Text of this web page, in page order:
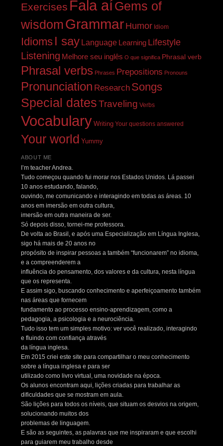
Exercises Fala aíGems of
wisdomGrammar Humor Idiom
Idioms I say Language Learning Lifestyle
Listening Melhore seu inglês O que significa Phrasal verb
Phrasal verbs Phrases Prepositions Pronouns
Pronunciation Research Songs
Special dates Traveling Verbs
Vocabulary Writing Your questions answered
Your world Yummy
ABOUT ME
I’m teacher Andrea.
Tudo começou quando fui morar nos Estados Unidos. Lá passei
10 anos estudando, falando,
ouvindo, me comunicando e interagindo em todas as áreas. 10
anos em imersão em outra cultura,
imersão em outra maneira de ser.
Só depois disso, tornei-me professora.
De volta ao Brasil, e após uma Especialização em Língua Inglesa,
sigo há mais de 20 anos no
propósito de inspirar pessoas a também “funcionarem” no idioma,
e a compreenderem a
influência do pensamento, dos valores e da cultura, nesta língua
que os representa.
E assim sigo, buscando conhecimento e aperfeiçoamento também
nas áreas que fornecem
fundamento ao processo ensino-aprendizagem, como a
pedagogia, a psicologia e a neurociência.
Tudo isso tem um simples motivo: ver você realizado, interagindo
e fluindo com confiança através
da língua inglesa.
Em 2015 criei este site para compartilhar o meu conhecimento
sobre a língua inglesa e para ser
utilizado como livro virtual, uma novidade na época.
Os alunos encontram aqui, lições criadas para trabalhar as
dificuldades que se mostram em aula.
São lições para todos os níveis, que situam os desvios na origem,
solucionando muitos dos
problemas de linguagem.
E são as seguintes, as palavras que me inspiraram e que escolhi
para guiarem meu trabalho desde